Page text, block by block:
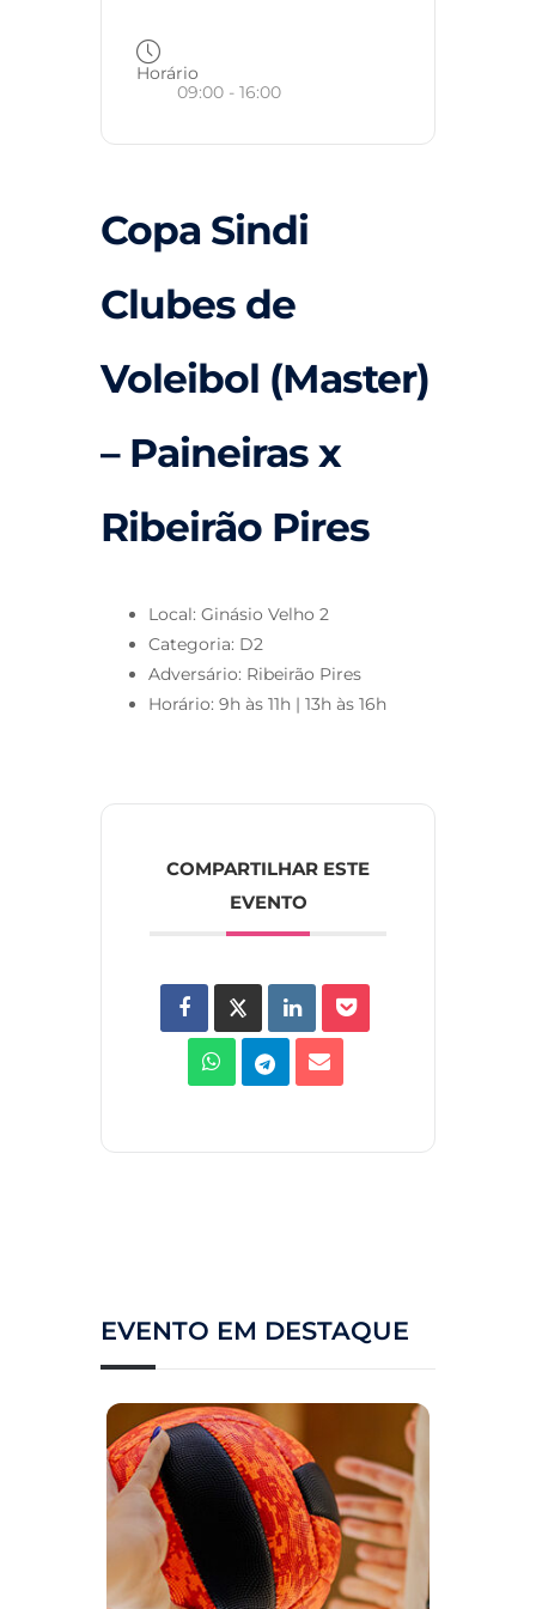
Horário
09:00 - 16:00
Copa Sindi
Clubes de
Voleibol (Master)
– Paineiras x
Ribeirão Pires
Local: Ginásio Velho 2
Categoria: D2
Adversário: Ribeirão Pires
Horário: 9h às 11h | 13h às 16h
COMPARTILHAR ESTE
EVENTO
EVENTO EM DESTAQUE